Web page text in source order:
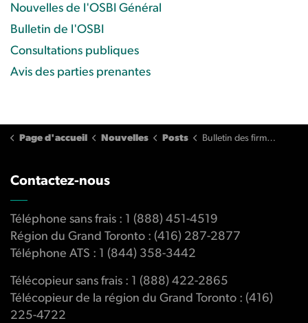
Nouvelles de l'OSBI Général
Bulletin de l'OSBI
Consultations publiques
Avis des parties prenantes
Page d'accueil Nouvelles Posts Bulletin des firmes: Frais de 2021 pour les firmes participantes
Contactez-nous
Téléphone sans frais : 1 (888) 451-4519
Région du Grand Toronto : (416) 287-2877
Téléphone ATS : 1 (844) 358-3442
Télécopieur sans frais : 1 (888) 422-2865
Télécopieur de la région du Grand Toronto : (416)
225-4722